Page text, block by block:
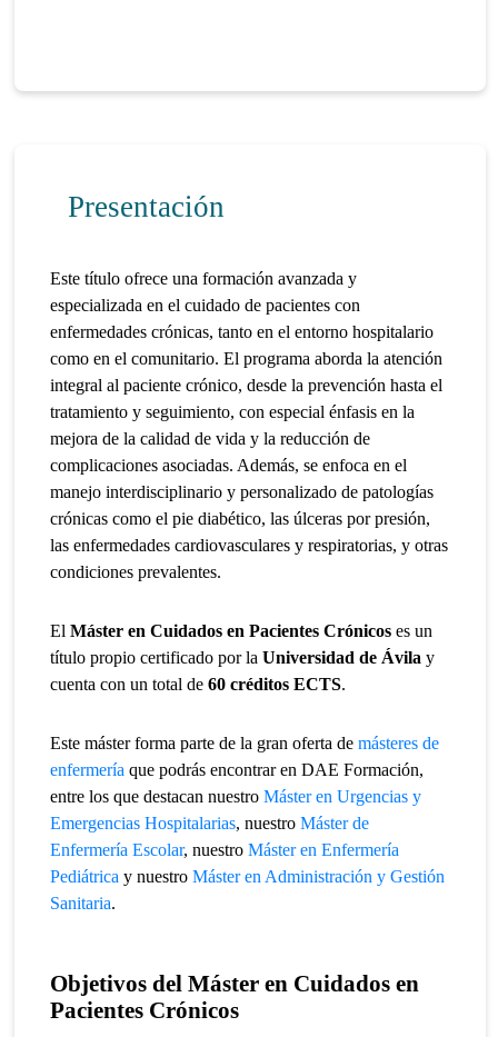
Presentación
Este título ofrece una formación avanzada y
especializada en el cuidado de pacientes con
enfermedades crónicas, tanto en el entorno hospitalario
como en el comunitario. El programa aborda la atención
integral al paciente crónico, desde la prevención hasta el
tratamiento y seguimiento, con especial énfasis en la
mejora de la calidad de vida y la reducción de
complicaciones asociadas. Además, se enfoca en el
manejo interdisciplinario y personalizado de patologías
crónicas como el pie diabético, las úlceras por presión,
las enfermedades cardiovasculares y respiratorias, y otras
condiciones prevalentes.
ElMáster en Cuidados en Pacientes Crónicos es un
título propio certificado por laUniversidad de Ávila y
cuenta con un total de60 créditos ECTS.
Este máster forma parte de la gran oferta de másteres de
enfermería que podrás encontrar en DAE Formación,
entre los que destacan nuestro Máster en Urgencias y
Emergencias Hospitalarias,nuestro Máster de
Enfermería Escolar,nuestro Máster en Enfermería
Pediátrica ynuestro Máster en Administración y Gestión
Sanitaria.
Objetivos delMáster en Cuidados en
Pacientes Crónicos